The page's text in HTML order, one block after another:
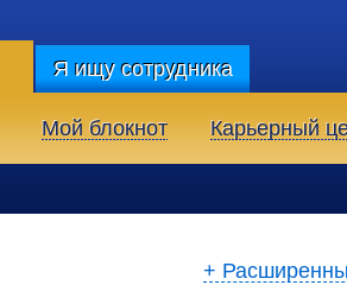
Я ищу сотрудника
Мой блокнот Карьерный
+